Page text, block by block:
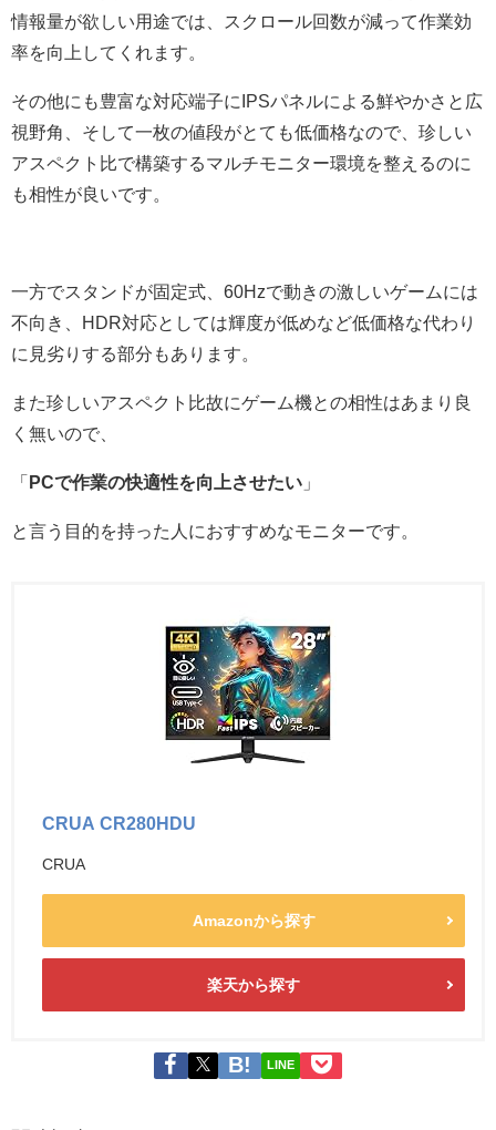
情報量が欲しい用途では、スクロール回数が減って作業効
率を向上してくれます。
その他にも豊富な対応端子にIPSパネルによる鮮やかさと広
視野角、そして一枚の値段がとても低価格なので、珍しい
アスペクト比で構築するマルチモニター環境を整えるのに
も相性が良いです。
一方でスタンドが固定式、60Hzで動きの激しいゲームには
不向き、HDR対応としては輝度が低めなど低価格な代わり
に見劣りする部分もあります。
また珍しいアスペクト比故にゲーム機との相性はあまり良
く無いので、
「 PCで作業の快適性を向上させたい 」
と言う目的を持った人におすすめなモニターです。
CRUA CR280HDU
CRUA
Amazonから探す
楽天から探す
LINE